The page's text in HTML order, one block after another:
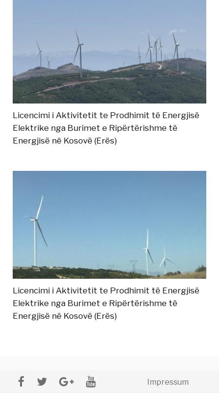
Licencimi i Aktivitetit te Prodhimit të Energjisë
Elektrike nga Burimet e Ripërtërishme të
Energjisë në Kosovë (Erës)
Licencimi i Aktivitetit te Prodhimit të Energjisë
Elektrike nga Burimet e Ripërtërishme të
Energjisë në Kosovë (Erës)
Impressum